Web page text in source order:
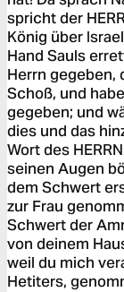
spricht der
König über
Hand Sauls
Herrn gegeben,
Schoß, und
gegeben; und
dies und das
Wort des
seinen Augen
dem Schwert
zur Frau
Schwert der
von deinem
weil du mich
Hetiters,